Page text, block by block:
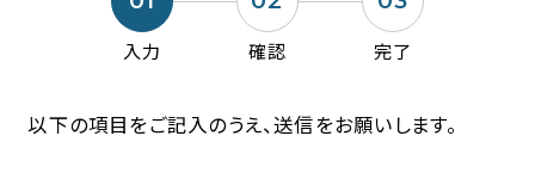
防災機能のご案内
アクセス
入力 確認 完了
以下の項目をご記入のうえ、送信をお願いします。